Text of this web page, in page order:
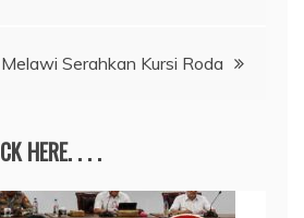
Serahkan Kursi Roda
HERE. . . .